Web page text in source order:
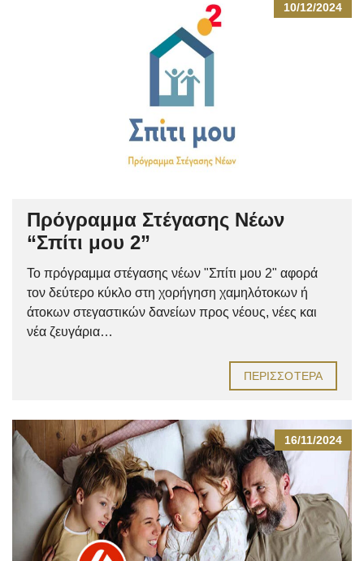
10/12/2024
Πρόγραμμα Στέγασης Νέων
“Σπίτι μου 2”
Το πρόγραμμα στέγασης νέων "Σπίτι μου 2" αφορά
τον δεύτερο κύκλο στη χορήγηση χαμηλότοκων ή
άτοκων στεγαστικών δανείων προς νέους, νέες και
νέα ζευγάρια…
ΠΕΡΙΣΣΌΤΕΡΑ
16/11/2024